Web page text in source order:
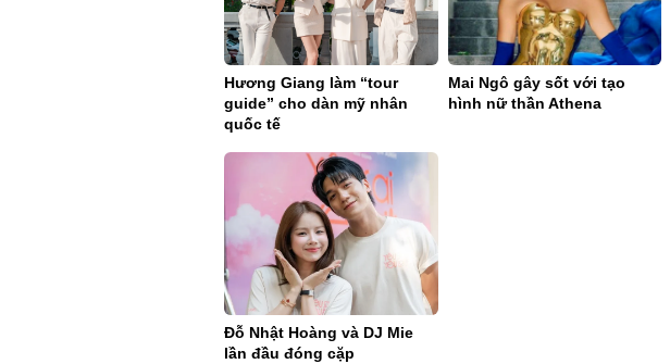
Hương Giang làm “tour
guide” cho dàn mỹ nhân
quốc tế
Mai Ngô gây sốt với tạo
hình nữ thần Athena
Đỗ Nhật Hoàng và DJ Mie
lần đầu đóng cặp